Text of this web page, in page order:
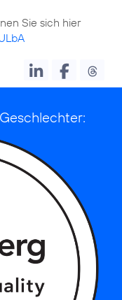
Sie sich hier